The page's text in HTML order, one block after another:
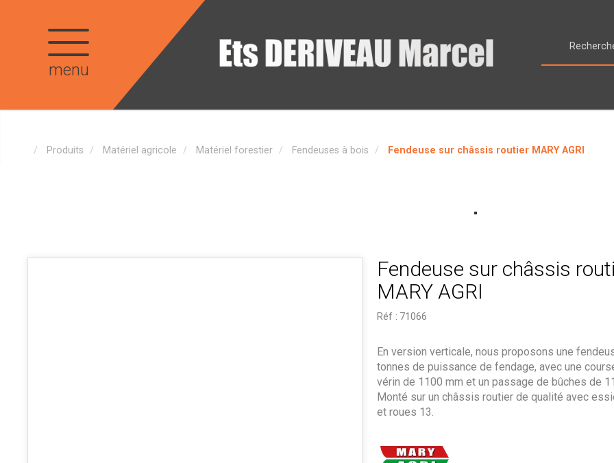
menu
Produits Matériel agricole Matériel forestier Fendeuses à bois Fendeuse sur châssis routier MARY AGRI
Fendeuse sur châssis
MARY AGRI
Réf : 71066
En version verticale, nous proposons une
tonnes de puissance de fendage, avec une
vérin de 1100 mm et un passage de bûches de
Monté sur un châssis routier de qualité avec
et roues 13.